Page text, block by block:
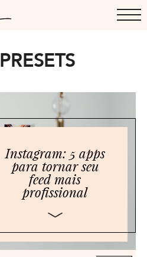
PRESETS
Instagram: 5 apps
para tornar seu
feed mais
profissional